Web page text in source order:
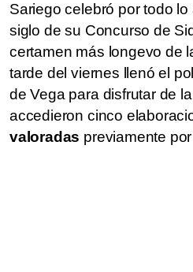
Sariego celebró por todo
siglo de su Concurso de
certamen más longevo de
tarde del viernes llenó el
de Vega para disfrutar de
accedieron cinco
valoradas previamente